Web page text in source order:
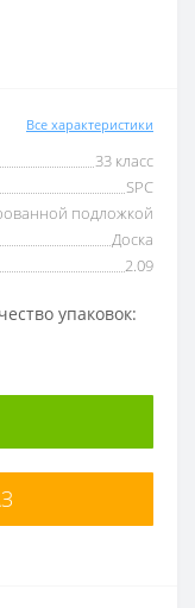
Все характеристики
33 класс
SPC
подложкой
Доска
2.09
упаковок: